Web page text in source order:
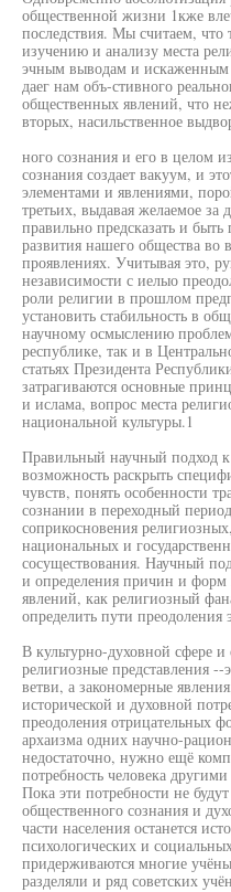
общественной жизни 1кже
последствия. Мы считаем, что
изучению и анализу места
эчным выводам и искаженным
даег нам объ-стивного
общественных явлений, что
вторых, насильственное
ного сознания и его в целом
сознания создает вакуум, и
элементами и явлениями,
третьих, выдавая желаемое
правильно предсказать и
развития нашего общества во
проявлениях. Учитывая это,
независимости с иелыо
роли религии в прошлом
установить стабильность в
научному осмыслению
республике, так и в
статьях Президента
затрагиваются основные
и ислама, вопрос места
национальной культуры.1
Правильный научный подход
возможность раскрыть
чувств, понять особенности
сознании в переходный
соприкосновения
национальных и
сосуществования. Научный
и определения причин и форм
явлений, как религиозный
определить пути преодоления
В культурно-духовной сфере
религиозные представления
ветви, а закономерные
исторической и духовной
преодоления отрицательных
архаизма одних научно-
недостаточно, нужно ещё
потребность человека
Пока эти потребности не
общественного сознания и
части населения останется
психологических и
придерживаются многие
разделяли и ряд советских